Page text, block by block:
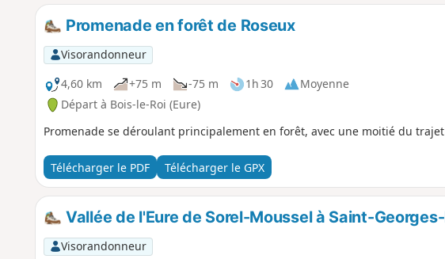
Promenade en forêt de Roseux
Visorandonneur
4,60 km
+75 m -75 m 1h 30
Moyenne
Départ à Bois-le-Roi (Eure)
Promenade se déroulant principalement en forêt, avec une moitié du
Télécharger le PDF Télécharger le GPX
Vallée de l'Eure de Sorel-Moussel à Saint-
Visorandonneur